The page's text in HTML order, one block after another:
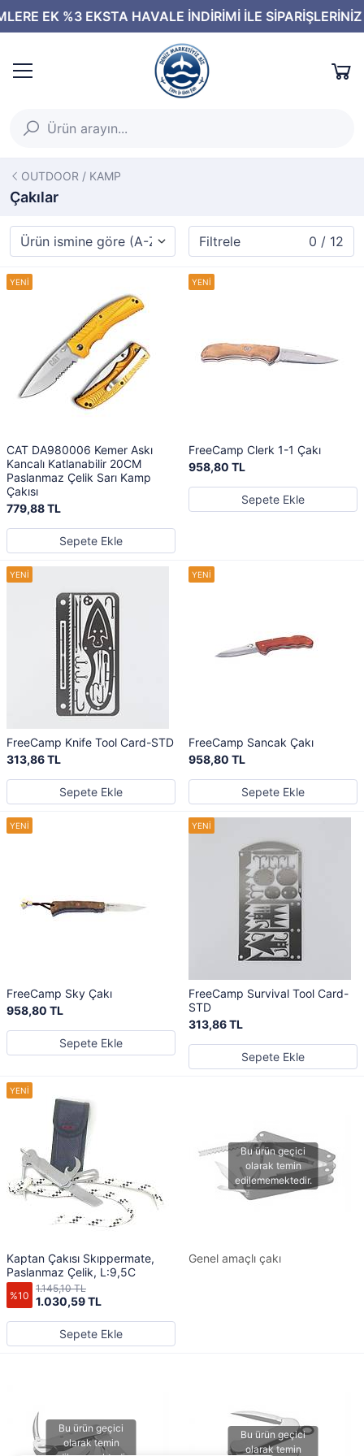
OUTDOOR / KAMP
Çakılar
Filtrele 0 / 12
CAT DA980006 Kemer Askı
Kancalı Katlanabilir 20CM
Paslanmaz Çelik Sarı Kamp
Çakısı
779,88 TL
Sepete Ekle
FreeCamp Clerk 1-1 Çakı
958,80 TL
Sepete Ekle
FreeCamp Knife Tool Card-STD
313,86 TL
Sepete Ekle
FreeCamp Sancak Çakı
958,80 TL
Sepete Ekle
FreeCamp Sky Çakı
958,80 TL
Sepete Ekle
FreeCamp Survival Tool Card-
STD
313,86 TL
Sepete Ekle
Kaptan Çakısı Skıppermate,
Paslanmaz Çelik, L:9,5C
%10 1.030,59 TL
1.145,10 TL
Sepete Ekle
Genel amaçlı çakı